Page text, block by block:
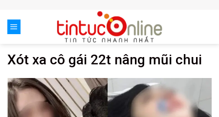
content
Xót xa cô gái 22t nâng mũi chui